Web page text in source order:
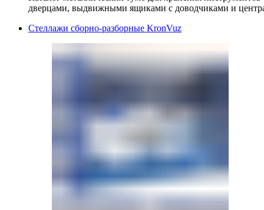
дверцами, выдвижными ящиками с доводчиками и
Стеллажи сборно-разборные KronVuz